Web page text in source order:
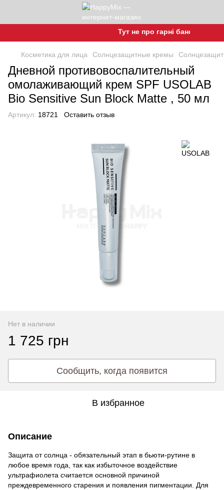
Тут не про гарні баночки, а про
Косметика для лица Солнцезащитные кремы
Дневной противовоспалительный
омолаживающий крем SPF USOLAB
Bio Sensitive Sun Block Matte , 50 мл
Артикул: 18721 Оставить отзыв
Нет в наличии
1 725 грн
Сообщить, когда появится
В избранное
Описание
Защита от солнца - обязательный этап в бьюти-рутине в
любое время года, так как избыточное воздействие
ультрафиолета считается основной причиной
преждевременного старения и появления пигментации. Для